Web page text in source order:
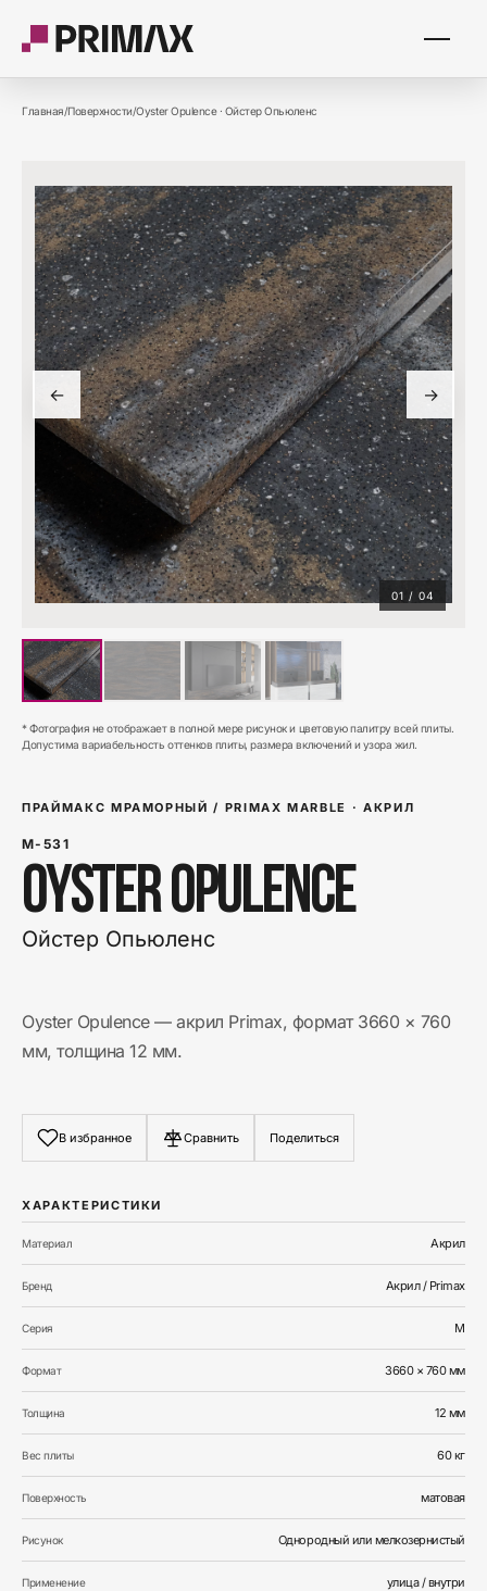
Главная/Поверхности/Oyster Opulence· Ойстер Опьюленс
ПРАЙМАКС МРАМОРНЫЙ / PRIMAX MARBLE ·АКРИЛ
M-531
Oyster Opulence
Ойстер Опьюленс
Oyster Opulence — акрил Primax, формат 3660 × 760
мм, толщина 12 мм.
В избранное Сравнить Поделиться
ХАРАКТЕРИСТИКИ
Материал Акрил
Бренд Акрил / Primax
Серия M
Формат 3660 × 760 мм
Толщина 12 мм
Вес плиты 60 кг
Поверхность матовая
Рисунок Однородный или мелкозернистый
Применение улица / внутри
← →
01 / 04
* Фотография не отображает в полной мере рисунок и цветовую палитру всей плиты.
Допустима вариабельность оттенков плиты, размера включений и узора жил.